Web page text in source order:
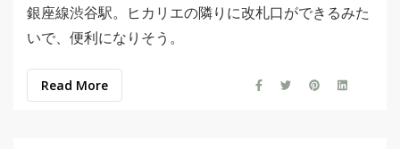
銀座線渋谷駅。ヒカリエの隣りに改札口ができるみた
いで、便利になりそう。
Read More